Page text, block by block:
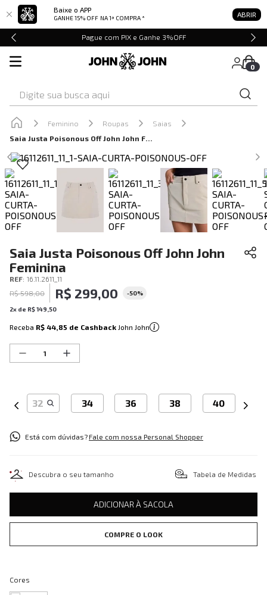
Baixe o APP
GANHE 15% OFF NA 1ª COMPRA * ABRIR
Pague com PIX e Ganhe 3%OFF
0
Feminino Roupas
Saias
Saia Justa Poisonous Off John John Feminina
Saia Justa Poisonous Off John John
Feminina
REF: 16.11.2611_11
R$ 598,00 R$ 299,00 -50%
2x de R$149 50
Receba R$ 44,85 de Cashback John John
32 34 36 38 40
Está com dúvidas?Fale com nossa Personal Shopper
Descubra o seu tamanho Tabela de Medidas
ADICIONAR À SACOLA
COMPRE O LOOK
Cores